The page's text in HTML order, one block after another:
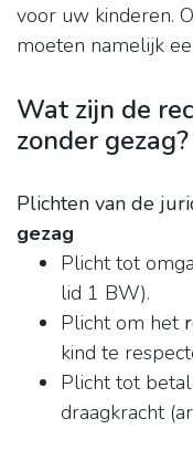
voor uw kinderen.
moeten namelijk
Wat zijn de
zonder gezag?
Plichten van de
gezag
Plicht tot
lid 1 BW).
Plicht om het
kind te
Plicht tot
draagkracht